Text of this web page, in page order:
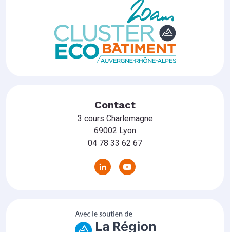
Contact
3 cours Charlemagne
69002 Lyon
04 78 33 62 67